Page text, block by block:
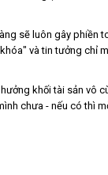
sẽ luôn gây phiền
và tin tưởng chỉ
khối tài sản vô
chưa - nếu có thì